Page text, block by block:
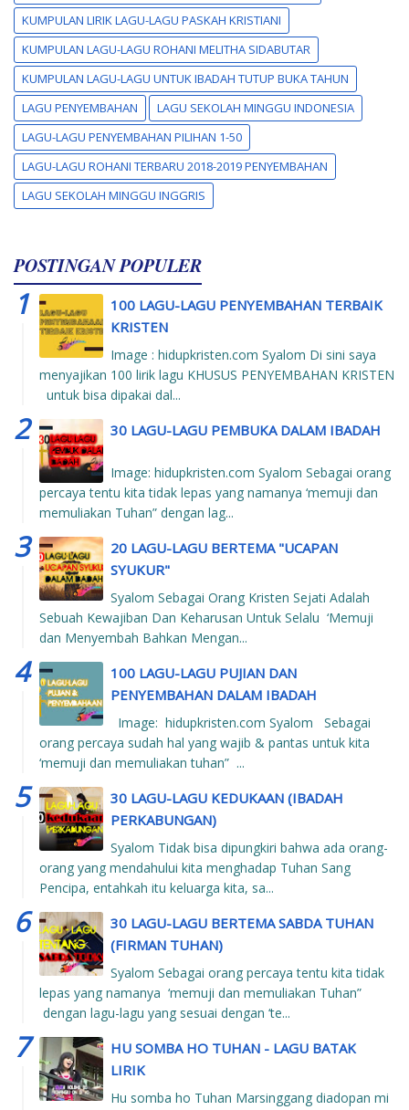
KUMPULAN LIRIK LAGU-LAGU PASKAH KRISTIANI
KUMPULAN LAGU-LAGU ROHANI MELITHA SIDABUTAR
KUMPULAN LAGU-LAGU UNTUK IBADAH TUTUP BUKA TAHUN
LAGU PENYEMBAHAN
LAGU SEKOLAH MINGGU INDONESIA
LAGU-LAGU PENYEMBAHAN PILIHAN 1-50
LAGU-LAGU ROHANI TERBARU 2018-2019 PENYEMBAHAN
LAGU SEKOLAH MINGGU INGGRIS
POSTINGAN POPULER
100 LAGU-LAGU PENYEMBAHAN TERBAIK
KRISTEN
Image : hidupkristen.com Syalom Di sini saya
menyajikan 100 lirik lagu KHUSUS PENYEMBAHAN KRISTEN
untuk bisa dipakai dal...
30 LAGU-LAGU PEMBUKA DALAM IBADAH
Image: hidupkristen.com Syalom Sebagai orang
percaya tentu kita tidak lepas yang namanya ‘memuji dan
memuliakan Tuhan” dengan lag...
20 LAGU-LAGU BERTEMA "UCAPAN
SYUKUR"
Syalom Sebagai Orang Kristen Sejati Adalah
Sebuah Kewajiban Dan Keharusan Untuk Selalu ‘Memuji
dan Menyembah Bahkan Mengan...
100 LAGU-LAGU PUJIAN DAN
PENYEMBAHAN DALAM IBADAH
Image: hidupkristen.com Syalom Sebagai
orang percaya sudah hal yang wajib & pantas untuk kita
‘memuji dan memuliakan tuhan” ...
30 LAGU-LAGU KEDUKAAN (IBADAH
PERKABUNGAN)
Syalom Tidak bisa dipungkiri bahwa ada orang-
orang yang mendahului kita menghadap Tuhan Sang
Pencipa, entahkah itu keluarga kita, sa...
30 LAGU-LAGU BERTEMA SABDA TUHAN
(FIRMAN TUHAN)
Syalom Sebagai orang percaya tentu kita tidak
lepas yang namanya ‘memuji dan memuliakan Tuhan”
dengan lagu-lagu yang sesuai dengan ‘te...
HU SOMBA HO TUHAN - LAGU BATAK
LIRIK
Hu somba ho Tuhan Marsinggang diadopan mi